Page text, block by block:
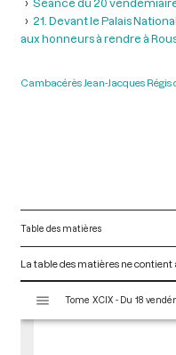
21. Devant le Palais
aux honneurs à rendre à
Cambacérès Jean-Jacques Régis
Table des matières
La table des matières ne contient
s